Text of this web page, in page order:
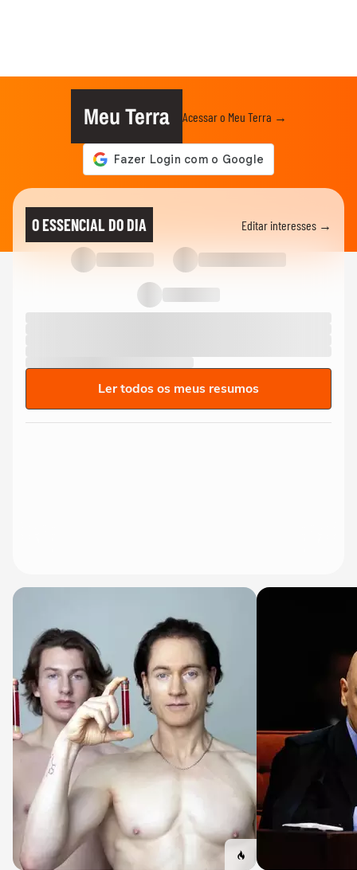
Meu Terra Acessar o Meu Terra →
O ESSENCIAL DO DIA Editar interesses →
Ler todos os meus resumos